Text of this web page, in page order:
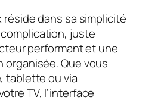
réside dans sa simplicité
juste
performant et une
Que vous
tablette ou via
TV, l’interface